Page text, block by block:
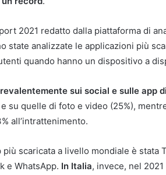
2021 redatto dalla piattaforma di
state analizzate le applicazioni più
quando hanno un dispositivo a
sui social e sulle app di
e su quelle di foto e video (25%),
all’intrattenimento.
più scaricata a livello mondiale è stata
e WhatsApp. In Italia, invece, nel 2021